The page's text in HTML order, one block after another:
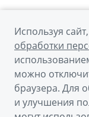
ATLAS
OKAVANGO
MONJARO
Новости
Наша команда
Правовая
Контакты
Мы в соцсетях
© 2026
Используя
обработки
можно
браузера. Для
и улучшения